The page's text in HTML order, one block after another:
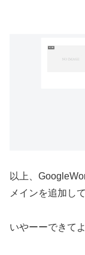
以上、
メインを追加し
いやーーできて